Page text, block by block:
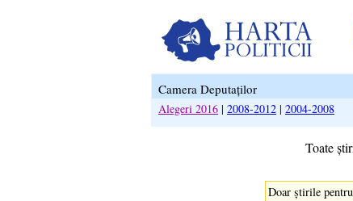
Camera Deputaților
Alegeri 2016 | 2008-2012 | 2004-2008
Toate
Doar știrile